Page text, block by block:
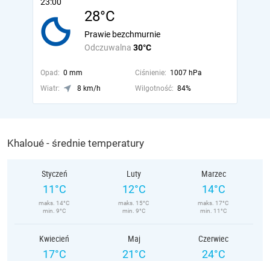
28°C
Odczuwalna 30°C
Prawie bezchmurnie
Opad: 0 mm Ciśnienie: 1007 hPa
Wiatr:
8 km/h Wilgotność: 84%
Khaloué - średnie temperatury
Styczeń
11°C
maks. 14°C
min. 9°C
Luty
12°C
maks. 15°C
min. 9°C
Marzec
14°C
maks. 17°C
min. 11°C
Kwiecień
17°C
Maj
21°C
Czerwiec
24°C